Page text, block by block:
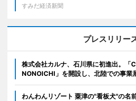
すみだ経済新聞
プレスリリー
株式会社カルナ、石川県に初進出。「
NONOICHI」を開設し、北陸での事業
わんわんリゾート 粟津の"看板犬"の名